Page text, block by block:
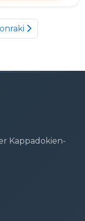
Kappadokien-